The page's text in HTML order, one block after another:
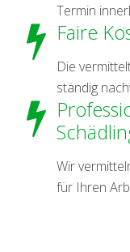
Termin
Faire
Die
ständig
Wir
für Ihren